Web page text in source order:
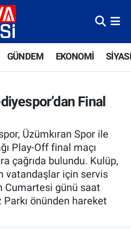
GÜNDEM EKONOMİ
Final
Üzümkıran Spor ile
Play-Off final maçı
çağrıda bulundu. Kulüp,
vatandaşlar için servis
Cumartesi günü saat
Parkı önünden hareket
Eczaneler
Haritası
ve Fikstür